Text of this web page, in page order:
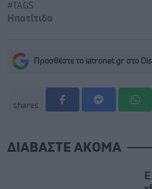
#TAGS
Ηπατίτιδα
Προσθέστε το iatronet.gr στο
shares
ΔΙΑΒΑΣΤΕ ΑΚΟΜΑ